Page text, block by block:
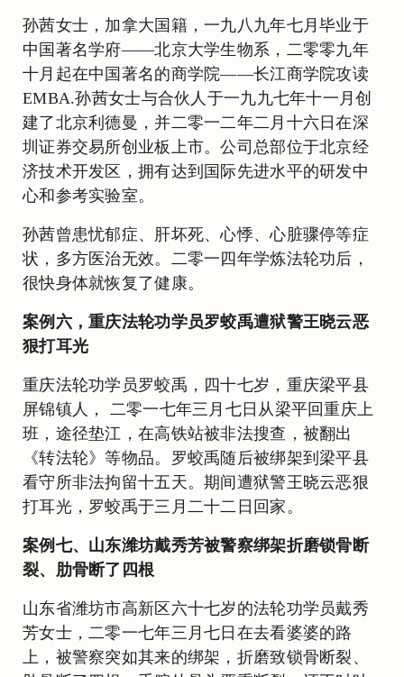
孙茜女士，加拿大国籍，一九八九年七月毕业于
中国著名学府——北京大学生物系，二零零九年
十月起在中国著名的商学院——长江商学院攻读
EMBA.孙茜女士与合伙人于一九九七年十一月创
建了北京利德曼，并二零一二年二月十六日在深
圳证券交易所创业板上市。公司总部位于北京经
济技术开发区，拥有达到国际先进水平的研发中
心和参考实验室。
孙茜曾患忧郁症、肝坏死、心悸、心脏骤停等症
状，多方医治无效。二零一四年学炼法轮功后，
很快身体就恢复了健康。
案例六，重庆法轮功学员罗蛟禹遭狱警王晓云恶
狠打耳光
重庆法轮功学员罗蛟禹，四十七岁，重庆梁平县
屏锦镇人， 二零一七年三月七日从梁平回重庆上
班，途径垫江，在高铁站被非法搜查，被翻出
《转法轮》等物品。罗蛟禹随后被绑架到梁平县
看守所非法拘留十五天。期间遭狱警王晓云恶狠
打耳光，罗蛟禹于三月二十二日回家。
案例七、山东潍坊戴秀芳被警察绑架折磨锁骨断
裂、肋骨断了四根
山东省潍坊市高新区六十七岁的法轮功学员戴秀
芳女士，二零一七年三月七日在去看婆婆的路
上，被警察突如其来的绑架，折磨致锁骨断裂、